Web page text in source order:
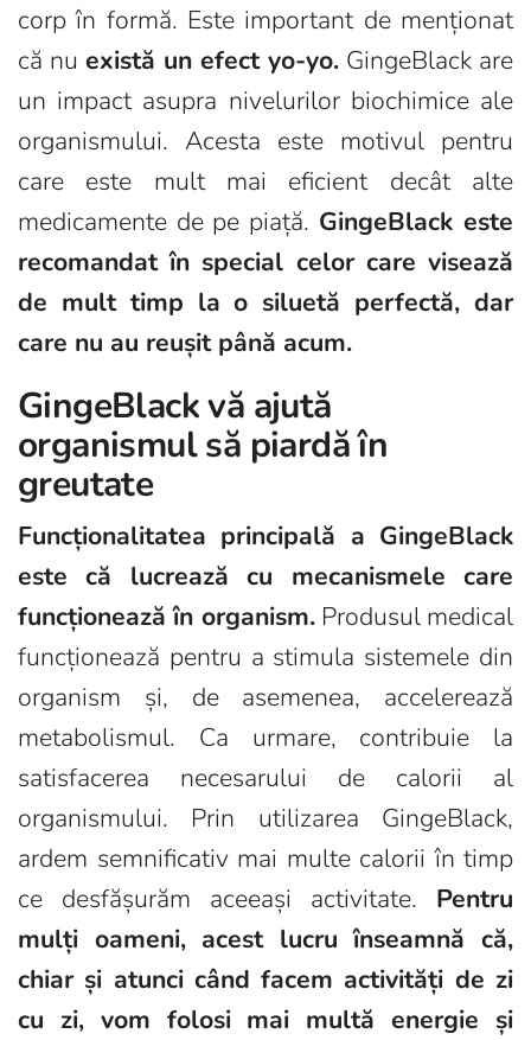
corp în formă. Este important de menționat
că nu există un efect yo-yo. GingeBlack are
un impact asupra nivelurilor biochimice ale
organismului. Acesta este motivul pentru
care este mult mai eficient decât alte
medicamente de pe piață. GingeBlack este
recomandat în special celor care visează
de mult timp la o siluetă perfectă, dar
care nu au reușit până acum.
GingeBlack vă ajută
organismul să piardă în
greutate
Funcționalitatea principală a GingeBlack
este că lucrează cu mecanismele care
funcționează în organism.Produsul medical
funcționează pentru a stimula sistemele din
organism și, de asemenea, accelerează
metabolismul. Ca urmare, contribuie la
satisfacerea necesarului de calorii al
organismului. Prin utilizarea GingeBlack,
ardem semnificativ mai multe calorii în timp
ce desfășurăm aceeași activitate. Pentru
mulți oameni, acest lucru înseamnă că,
chiar și atunci când facem activități de zi
cu zi, vom folosi mai multă energie și